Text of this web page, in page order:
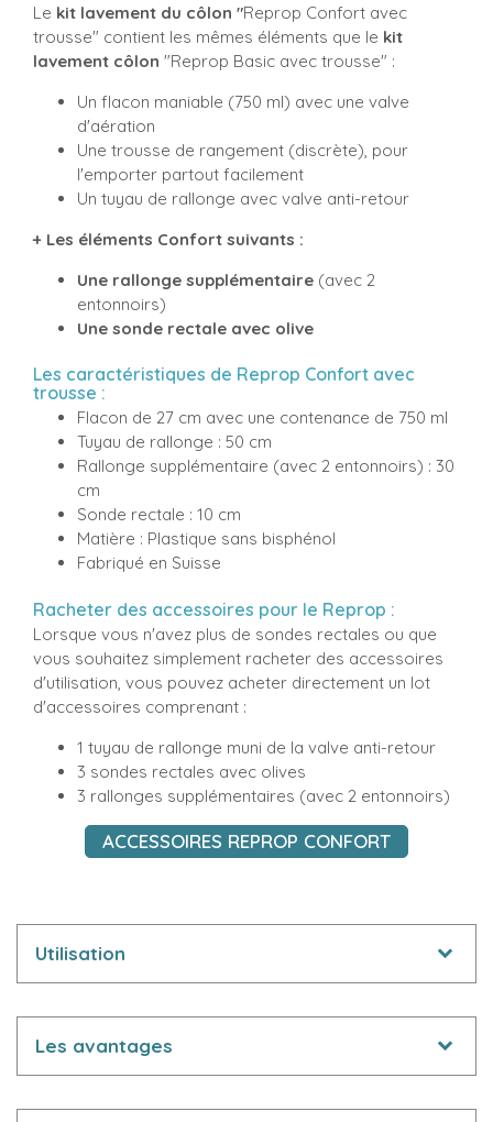
Le kit lavement du côlon "Reprop Confort avec
trousse" contient les mêmes éléments que le kit
lavement côlon "Reprop Basic avec trousse" :
Un flacon maniable (750 ml) avec une valve
d'aération
Une trousse de rangement (discrète), pour
l'emporter partout facilement
Un tuyau de rallonge avec valve anti-retour
+ Les éléments Confort suivants :
Une rallonge supplémentaire (avec 2
entonnoirs)
Une sonde rectale avec olive
Les caractéristiques de Reprop Confort avec
trousse :
Flacon de 27 cm avec une contenance de 750 ml
Tuyau de rallonge : 50 cm
Rallonge supplémentaire (avec 2 entonnoirs) : 30
cm
Sonde rectale : 10 cm
Matière : Plastique sans bisphénol
Fabriqué en Suisse
Racheter des accessoires pour le Reprop :
Lorsque vous n'avez plus de sondes rectales ou que
vous souhaitez simplement racheter des accessoires
d'utilisation, vous pouvez acheter directement un lot
d'accessoires comprenant :
1 tuyau de rallonge muni de la valve anti-retour
3 sondes rectales avec olives
3 rallonges supplémentaires (avec 2 entonnoirs)
ACCESSOIRES REPROP CONFORT
Utilisation
Les avantages